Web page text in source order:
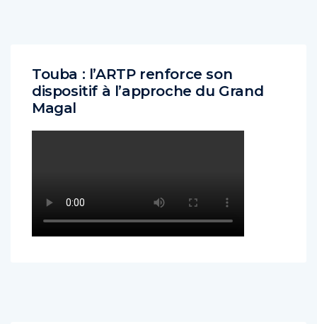
Touba : l’ARTP renforce son
dispositif à l’approche du Grand
Magal